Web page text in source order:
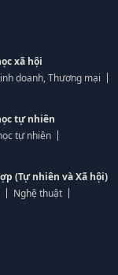
xã hội
doanh, Thương mại
tự nhiên
tự nhiên
(Tự nhiên và Xã hội)
Nghệ thuật